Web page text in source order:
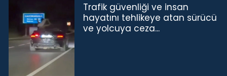
Trafik güvenliği ve insan
hayatını tehlikeye atan sürücü
ve yolcuya ceza...